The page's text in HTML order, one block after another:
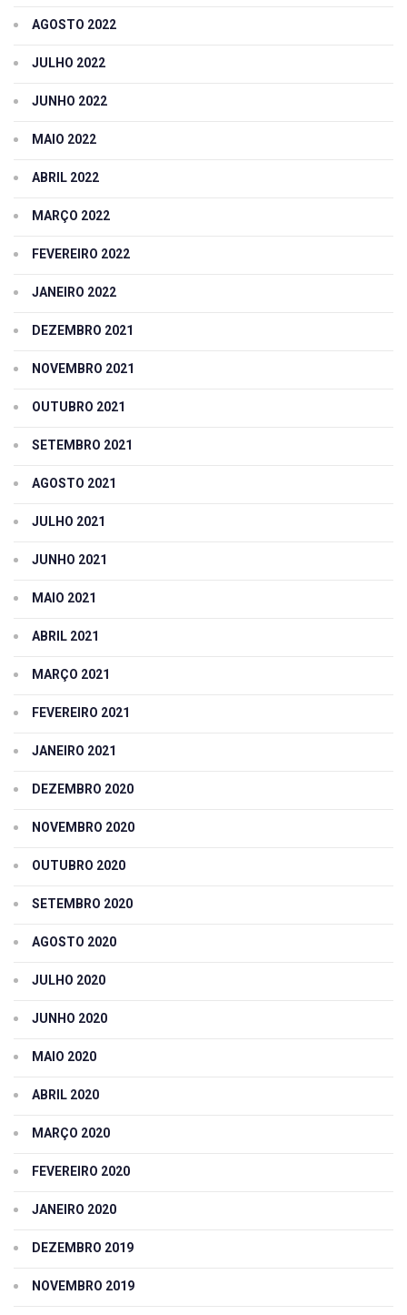
AGOSTO 2022
JULHO 2022
JUNHO 2022
MAIO 2022
ABRIL 2022
MARÇO 2022
FEVEREIRO 2022
JANEIRO 2022
DEZEMBRO 2021
NOVEMBRO 2021
OUTUBRO 2021
SETEMBRO 2021
AGOSTO 2021
JULHO 2021
JUNHO 2021
MAIO 2021
ABRIL 2021
MARÇO 2021
FEVEREIRO 2021
JANEIRO 2021
DEZEMBRO 2020
NOVEMBRO 2020
OUTUBRO 2020
SETEMBRO 2020
AGOSTO 2020
JULHO 2020
JUNHO 2020
MAIO 2020
ABRIL 2020
MARÇO 2020
FEVEREIRO 2020
JANEIRO 2020
DEZEMBRO 2019
NOVEMBRO 2019